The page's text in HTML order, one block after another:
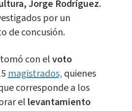
Jorge Rodríguez.
por un
de concusión.
con elvoto
magistrados, quienes
corresponde a los
el levantamiento